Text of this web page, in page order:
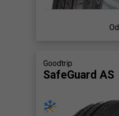
Od
Goodtrip
SafeGuard AS